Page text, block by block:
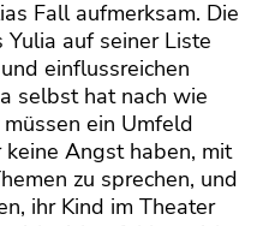
Fall aufmerksam. Die
auf seiner Liste
einflussreichen
selbst hat nach wie
ein Umfeld
Angst haben, mit
zu sprechen, und
ihr Kind im Theater